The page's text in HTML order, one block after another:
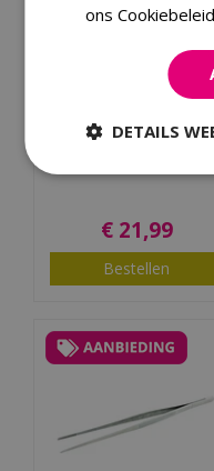
The Bastard Grill Clipper
€ 21,99
Bestellen
ons
DETAILS